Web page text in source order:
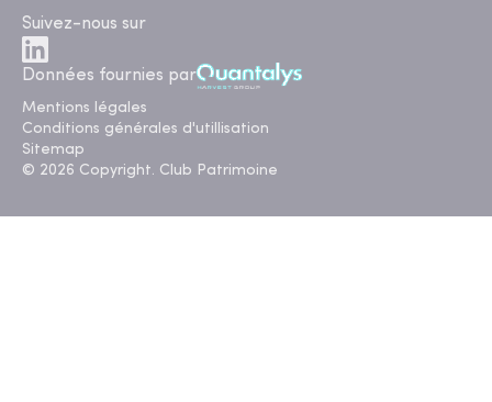
Suivez-nous sur
Données fournies par
Mentions légales
Conditions générales d'utillisation
Sitemap
© 2026 Copyright. Club Patrimoine